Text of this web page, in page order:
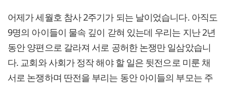
어제가 세월호 참사 2주기가 되는 날이었습니다. 아직도
9명의 아이들이 물속 깊이 갇혀 있는데 우리는 지난 2년
동안 양편으로 갈라져 서로 공허한 논쟁만 일삼았습니
다. 교회와 사회가 정작 해야 할 일은 뒷전으로 미룬 채
서로 논쟁하며 딴전을 부리는 동안 아이들의 부모는 주